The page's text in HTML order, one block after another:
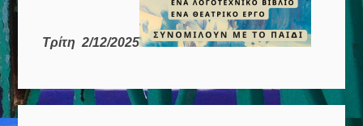
Τρίτη 2/12/2025